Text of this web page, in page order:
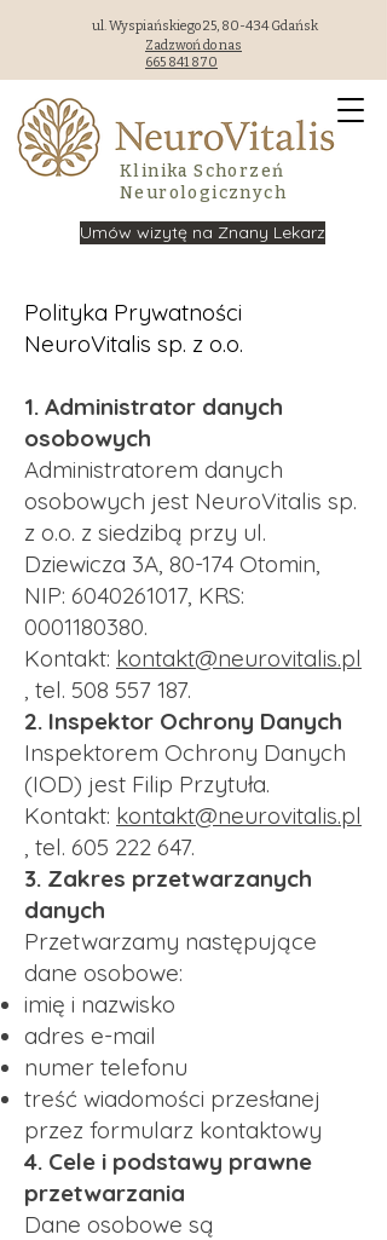
ul. Wyspiańskiego 25, 80-434 Gdańsk
Zadzwoń do nas
665 841 870
Umów wizytę na Znany Lekarz
Klinika Schorzeń
Neurologicznych
Polityka Prywatności
NeuroVitalis sp. z o.o.
1. Administrator danych
osobowych
Administratorem danych
osobowych jest NeuroVitalis sp.
z o.o. z siedzibą przy ul.
Dziewicza 3A, 80-174 Otomin,
NIP: 6040261017, KRS:
0001180380.
Kontakt: kontakt@neurovitalis.pl
, tel. 508 557 187.
2. Inspektor Ochrony Danych
Inspektorem Ochrony Danych
(IOD) jest Filip Przytuła.
Kontakt: kontakt@neurovitalis.pl
, tel. 605 222 647.
3. Zakres przetwarzanych
danych
Przetwarzamy następujące
dane osobowe:
imię i nazwisko
adres e-mail
numer telefonu
treść wiadomości przesłanej
przez formularz kontaktowy
4. Cele i podstawy prawne
przetwarzania
Dane osobowe są